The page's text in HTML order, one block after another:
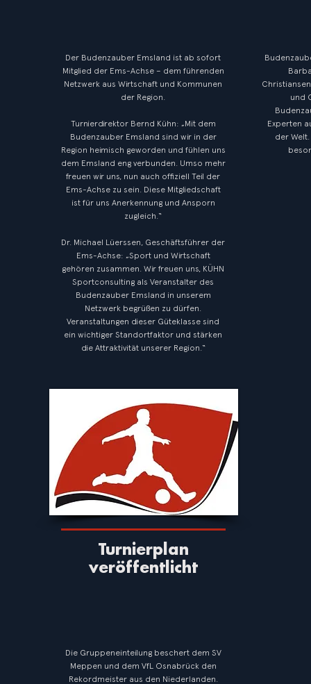
Der Budenzauber Emsland ist ab sofort
Mitglied der Ems-Achse – dem führenden
Netzwerk aus Wirtschaft und Kommunen
der Region.
Turnierdirektor Bernd Kühn: „Mit dem
Budenzauber Emsland sind wir in der
Region heimisch geworden und fühlen uns
dem Emsland eng verbunden. Umso mehr
freuen wir uns, nun auch offiziell Teil der
Ems-Achse zu sein. Diese Mitgliedschaft
ist für uns Anerkennung und Ansporn
zugleich.“
Dr. Michael Lüerssen, Geschäftsführer der
Ems-Achse: „Sport und Wirtschaft
gehören zusammen. Wir freuen uns, KÜHN
Sportconsulting als Veranstalter des
Budenzauber Emsland in unserem
Netzwerk begrüßen zu dürfen.
Veranstaltungen dieser Güteklasse sind
ein wichtiger Standortfaktor und stärken
die Attraktivität unserer Region.“
und
Experten
der
Turnierplan
veröffentlicht
Die Gruppeneinteilung beschert dem SV
Meppen und dem VfL Osnabrück den
Rekordmeister aus den Niederlanden.